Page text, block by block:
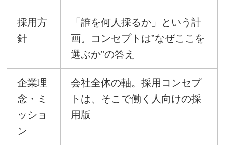
採用方
針
「誰を何人採るか」という計
画。コンセプトは”なぜここを
選ぶか”の答え
企業理
念・ミ
ッショ
ン
会社全体の軸。採用コンセプ
トは、そこで働く人向けの採
用版